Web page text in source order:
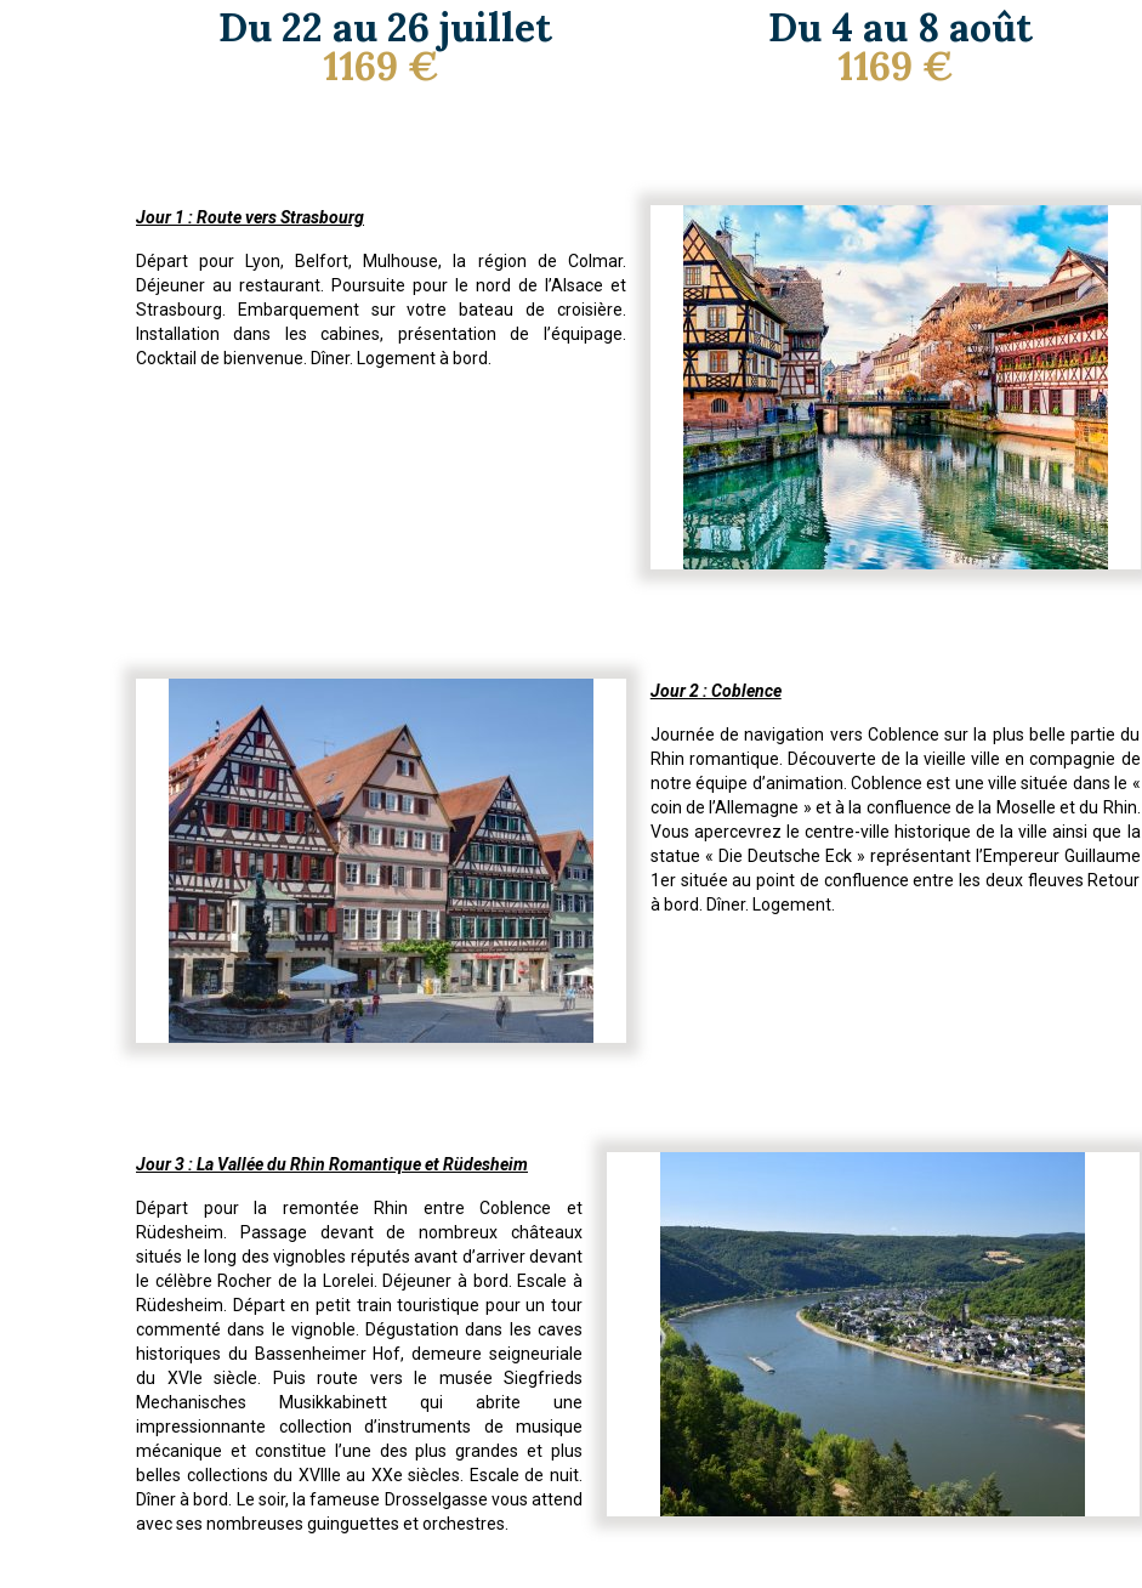
Du 22 au 26 juillet
1169 €
Du 4 au 8 août
1169 €
Jour 1 : Route vers Strasbourg
Départ pour Lyon, Belfort, Mulhouse, la région de Colmar.
Déjeuner au restaurant. Poursuite pour le nord de l’Alsace et
Strasbourg. Embarquement sur votre bateau de croisière.
Installation dans les cabines, présentation de l’équipage.
Cocktail de bienvenue. Dîner. Logement à bord.
Jour 2 : Coblence
Journée de navigation vers Coblence sur la plus belle partie du
Rhin romantique. Découverte de la vieille ville en compagnie de
notre équipe d’animation. Coblence est une ville située dans le «
coin de l’Allemagne » et à la confluence de la Moselle et du Rhin.
Vous apercevrez le centre-ville historique de la ville ainsi que la
statue « Die Deutsche Eck » représentant l’Empereur Guillaume
1er située au point de confluence entre les deux fleuves Retour
à bord. Dîner. Logement.
Jour 3 : La Vallée du Rhin Romantique et Rüdesheim
Départ pour la remontée Rhin entre Coblence et
Rüdesheim. Passage devant de nombreux châteaux
situés le long des vignobles réputés avant d’arriver devant
le célèbre Rocher de la Lorelei. Déjeuner à bord. Escale à
Rüdesheim. Départ en petit train touristique pour un tour
commenté dans le vignoble. Dégustation dans les caves
historiques du Bassenheimer Hof, demeure seigneuriale
du XVIe siècle. Puis route vers le musée Siegfrieds
Mechanisches Musikkabinett qui abrite une
impressionnante collection d’instruments de musique
mécanique et constitue l’une des plus grandes et plus
belles collections du XVIIIe au XXe siècles. Escale de nuit.
Dîner à bord. Le soir, la fameuse Drosselgasse vous attend
avec ses nombreuses guinguettes et orchestres.